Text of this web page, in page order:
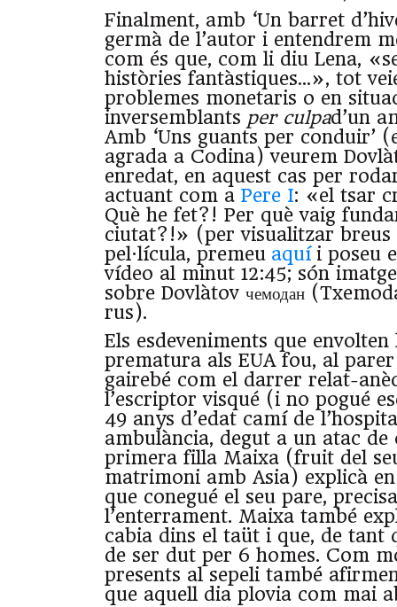
Finalment, amb ‘Un barret
germà de l’autor i entendrem
com és que, com li diu Lena,
històries fantàstiques…», tot
problemes monetaris o en
inversemblants per culpad’un
Amb ‘Uns guants per conduir’
agrada a Codina) veurem
enredat, en aquest cas per
actuant com a Pere I: «el tsar
Què he fet?! Per què vaig
ciutat?!» (per visualitzar breus
pel·lícula, premeu aquíi poseu
vídeo al minut 12:45; són
sobre Dovlàtov чемодан
rus).
Els esdeveniments que
prematura als EUA fou, al
gairebé com el darrer relat-
l’escriptor visqué (i no pogué
49 anys d’edat camí de
ambulància, degut a un atac de
primera filla Maixa (fruit del
matrimoni amb Asia) explicà
que conegué el seu pare,
l’enterrament. Maixa també
cabia dins el taüt i que, de tant
de ser dut per 6 homes. Com
presents al sepeli també
que aquell dia plovia com mai